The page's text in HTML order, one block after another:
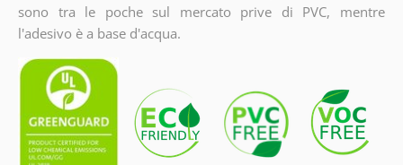
sono tra le poche sul mercato prive di PVC, mentre
l'adesivo è a base d'acqua.